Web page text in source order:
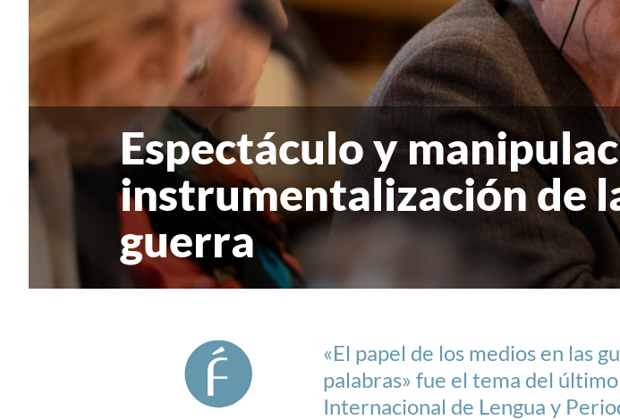
Espectáculo y
instrumentalización de
guerra
«El papel de los medios en las
palabras» fue el tema del
Internacional de Lengua y